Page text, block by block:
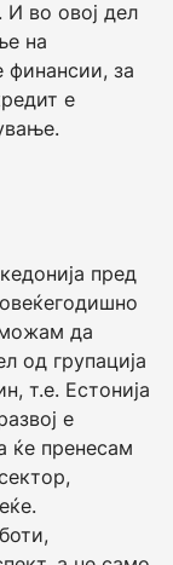
во овој дел
на
финансии, за
е
пред
да
од групација
т.е. Естонија
е
ќе пренесам